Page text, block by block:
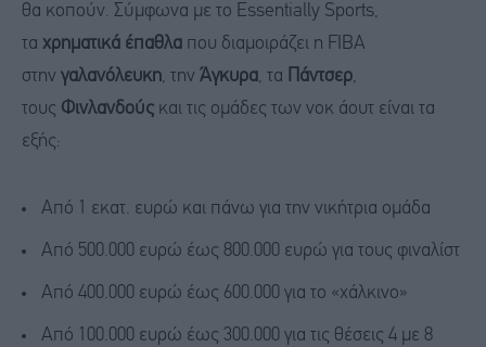
θα κοπούν. Σύμφωνα με το Essentially Sports,
τα χρηματικά έπαθλα που διαμοιράζει η FIBA
στην γαλανόλευκη, την Άγκυρα, τα Πάντσερ,
τους Φινλανδούς και τις ομάδες των νοκ άουτ είναι τα
εξής:
Από 1 εκατ. ευρώ και πάνω για την νικήτρια ομάδα
Από 500.000 ευρώ έως 800.000 ευρώ για τους φιναλίστ
Από 400.000 ευρώ έως 600.000 για το «χάλκινο»
Από 100.000 ευρώ έως 300.000 για τις θέσεις 4 με 8